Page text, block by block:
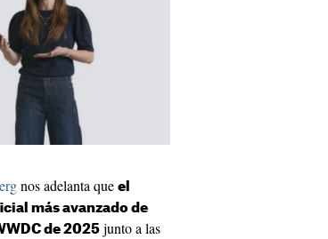
nos adelanta que el
más avanzado de
de 2025 junto a las